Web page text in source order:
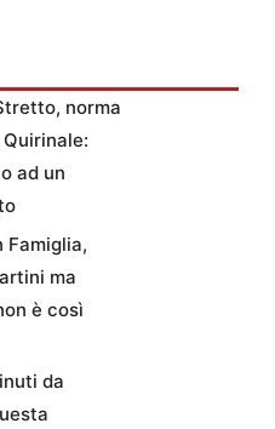
norma
ad un
Famiglia,
ma
è così
da